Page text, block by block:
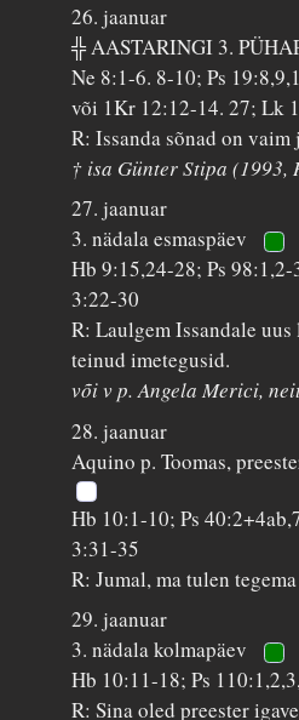
26. jaanuar
╬ AASTARINGI 3.
Ne 8:1-6. 8-10; Ps
või 1Kr 12:12-14. 27; Lk
R: Issanda sõnad on vaim
† isa Günter Stipa (1993,
27. jaanuar
3. nädala esmaspäev
Hb 9:15,24-28; Ps
3:22-30
R: Laulgem Issandale uus
teinud imetegusid.
või v p. Angela Merici,
28. jaanuar
Aquino p. Toomas,
Hb 10:1-10; Ps
3:31-35
R: Jumal, ma tulen
29. jaanuar
3. nädala kolmapäev
Hb 10:11-18; Ps
R: Sina oled preester